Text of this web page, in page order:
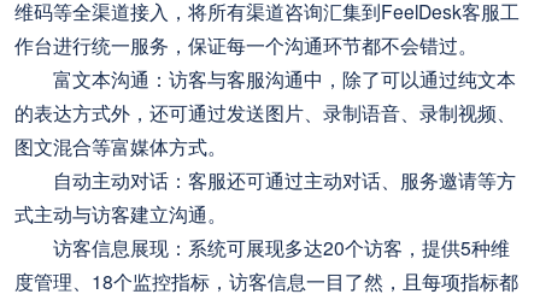
维码等全渠道接入，将所有渠道咨询汇集到FeelDesk客服工
作台进行统一服务，保证每一个沟通环节都不会错过。
富文本沟通：访客与客服沟通中，除了可以通过纯文本
的表达方式外，还可通过发送图片、录制语音、录制视频、
图文混合等富媒体方式。
自动主动对话：客服还可通过主动对话、服务邀请等方
式主动与访客建立沟通。
访客信息展现：系统可展现多达20个访客，提供5种维
度管理、18个监控指标，访客信息一目了然，且每项指标都